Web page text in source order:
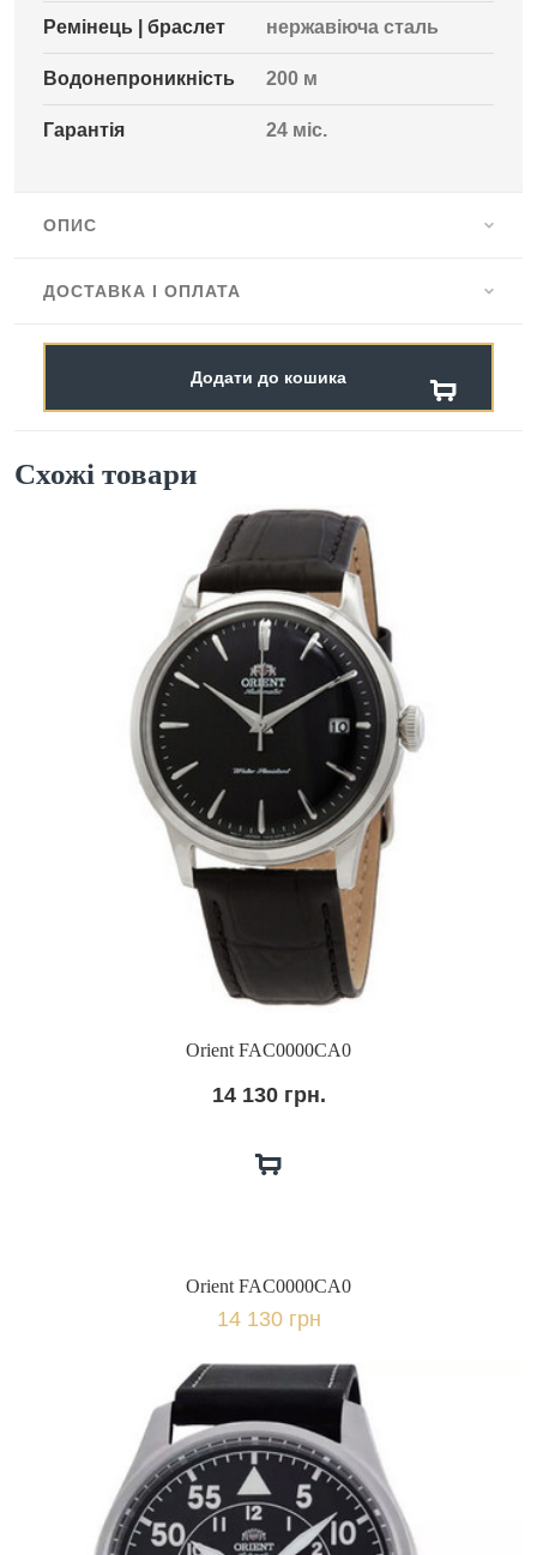
Ремінець | браслет нержавіюча сталь
Водонепроникність 200 м
Гарантія 24 міс.
ОПИС
ДОСТАВКА І ОПЛАТА
Додати до кошика
Схожі товари
Orient FAC0000CA0
14 130 грн.
Orient FAC0000CA0
14 130 грн